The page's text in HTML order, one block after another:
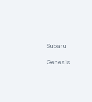
Subaru
Genesis